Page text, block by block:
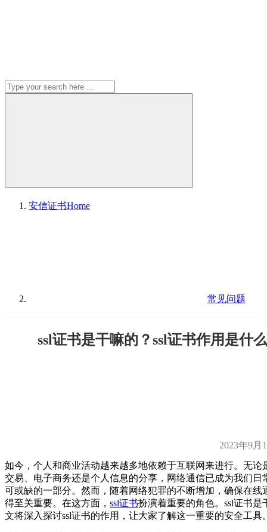
安信证书Home
常见问题
ssl证书是干嘛的？ssl证书作用是什
2023年9月
如今，个人和商业活动越来越多地依赖于互联网来进行。无论
交易、电子商务还是个人信息的分享，网络通信已成为我们日
可或缺的一部分。然而，随着网络犯罪的不断增加，确保在线
得至关重要。在这方面， ssl证书扮演着重要的角色。ssl证书是
文将深入探讨ssl证书的作用，让大家了解这一重要的安全工具